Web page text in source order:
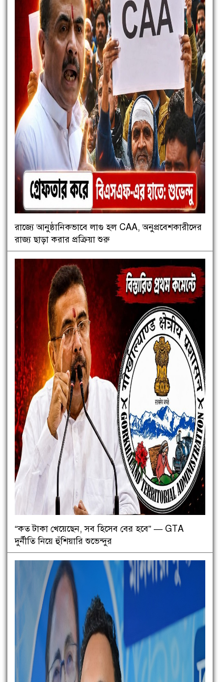
রাজ্যে আনুষ্ঠানিকভাবে লাগু হল CAA, অনুপ্রবেশকারীদের
রাজ্য ছাড়া করার প্রক্রিয়া শুরু
“কত টাকা খেয়েছেন, সব হিসেব বের হবে” — GTA
দুর্নীতি নিয়ে হুঁশিয়ারি শুভেন্দুর